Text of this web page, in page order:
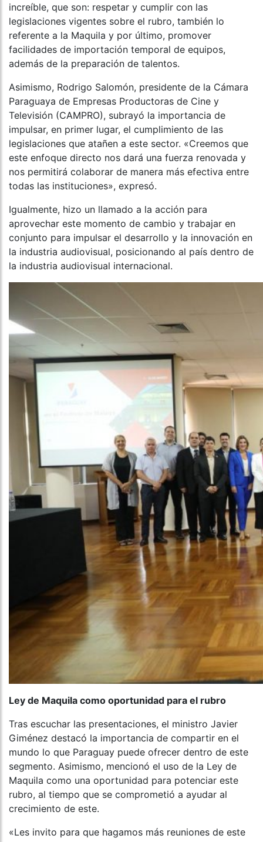
increíble, que son: respetar y cumplir con las
legislaciones vigentes sobre el rubro, también lo
referente a la Maquila y por último, promover
facilidades de importación temporal de equipos,
además de la preparación de talentos.
Asimismo, Rodrigo Salomón, presidente de la Cámara
Paraguaya de Empresas Productoras de Cine y
Televisión (CAMPRO), subrayó la importancia de
impulsar, en primer lugar, el cumplimiento de las
legislaciones que atañen a este sector. «Creemos que
este enfoque directo nos dará una fuerza renovada y
nos permitirá colaborar de manera más efectiva entre
todas las instituciones», expresó.
Igualmente, hizo un llamado a la acción para
aprovechar este momento de cambio y trabajar en
conjunto para impulsar el desarrollo y la innovación en
la industria audiovisual, posicionando al país dentro de
la industria audiovisual internacional.
Ley de Maquila como oportunidad para el rubro
Tras escuchar las presentaciones, el ministro Javier
Giménez destacó la importancia de compartir en el
mundo lo que Paraguay puede ofrecer dentro de este
segmento. Asimismo, mencionó el uso de la Ley de
Maquila como una oportunidad para potenciar este
rubro, al tiempo que se comprometió a ayudar al
crecimiento de este.
«Les invito para que hagamos más reuniones de este